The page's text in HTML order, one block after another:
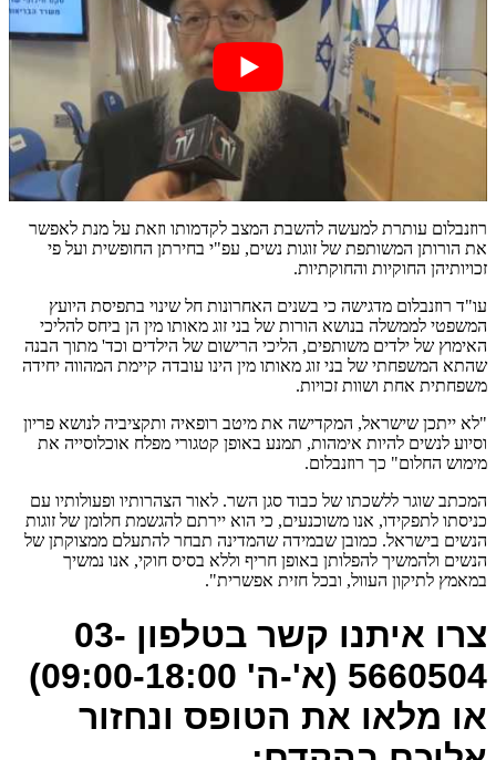
רוזנבלום עותרת למעשה להשבת המצב לקדמותו וזאת על מנת לאפשר
את הורותן המשותפת של זוגות נשים, עפ"י בחירתן החופשית ועל פי
זכויותיהן החוקיות והחוקתיות.
עו"ד רוזנבלום מדגישה כי בשנים האחרונות חל שינוי בתפיסת היועץ
המשפטי לממשלה בנושא הורות של בני זוג מאותו מין הן ביחס להליכי
האימוץ של ילדים משותפים, הליכי הרישום של הילדים וכד' מתוך הבנה
שהתא המשפחתי של בני זוג מאותו מין הינו עובדה קיימת המהווה יחידה
משפחתית אחת ושוות זכויות.
"לא ייתכן שישראל, המקדישה את מיטב רופאיה ותקציביה לנושא פריון
וסיוע לנשים להיות אימהות, תמנע באופן קטגורי מפלח אוכלוסייה את
מימוש החלום" כך רוזנבלום.
המכתב שוגר ללשכתו של כבוד סגן השר. לאור הצהרותיו ופעולותיו עם
כניסתו לתפקידו, אנו משוכנעים, כי הוא יירתם להגשמת חלומן של זוגות
הנשים בישראל. כמובן שבמידה שהמדינה תבחר להתעלם ממצוקתן של
הנשים ולהמשיך להפלותן באופן חריף וללא בסיס חוקי, אנו נמשיך
במאמץ לתיקון העוול, ובכל חזית אפשרית".
צרו איתנו קשר בטלפון 03-
5660504 (א'-ה' 09:00-18:00)
או מלאו את הטופס ונחזור